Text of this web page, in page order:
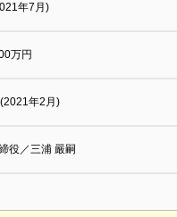
年7月)
万円
年2月)
役／三浦 嚴嗣